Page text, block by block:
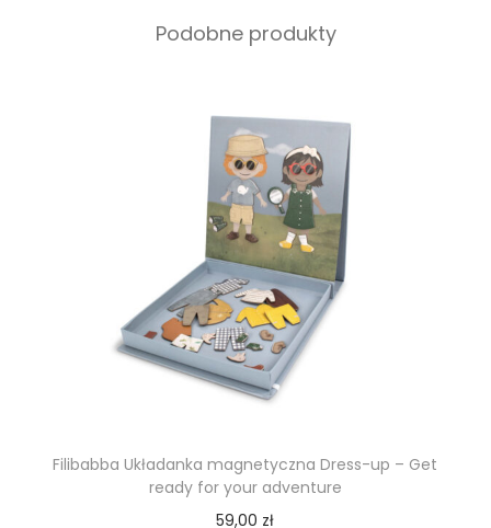
Podobne produkty
Filibabba Układanka magnetyczna Dress-up – Get
ready for your adventure
59,00 zł